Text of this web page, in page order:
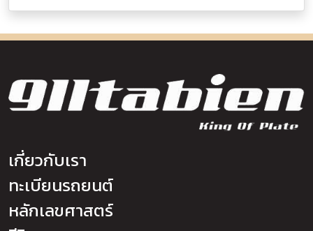
เกี่ยวกับเรา
ทะเบียนรถยนต์
หลักเลขศาสตร์